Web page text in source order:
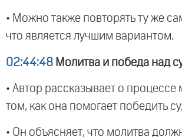
• Можно также повторять ту же
что является лучшим вариантом.
02:44:48 Молитва и победа над
• Автор рассказывает о процессе
том, как она помогает победить
• Он объясняет, что молитва